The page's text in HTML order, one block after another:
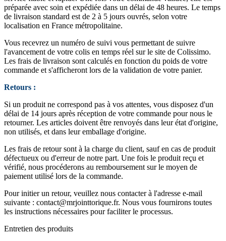
préparée avec soin et expédiée dans un délai de 48 heures. Le temps
de livraison standard est de 2 à 5 jours ouvrés, selon votre
localisation en France métropolitaine.
Vous recevrez un numéro de suivi vous permettant de suivre
l'avancement de votre colis en temps réel sur le site de Colissimo.
Les frais de livraison sont calculés en fonction du poids de votre
commande et s'afficheront lors de la validation de votre panier.
Retours :
Si un produit ne correspond pas à vos attentes, vous disposez d'un
délai de 14 jours après réception de votre commande pour nous le
retourner. Les articles doivent être renvoyés dans leur état d'origine,
non utilisés, et dans leur emballage d'origine.
Les frais de retour sont à la charge du client, sauf en cas de produit
défectueux ou d'erreur de notre part. Une fois le produit reçu et
vérifié, nous procéderons au remboursement sur le moyen de
paiement utilisé lors de la commande.
Pour initier un retour, veuillez nous contacter à l'adresse e-mail
suivante : contact@mrjointtorique.fr. Nous vous fournirons toutes
les instructions nécessaires pour faciliter le processus.
Entretien des produits